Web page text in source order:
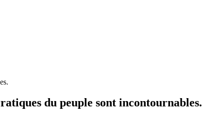
du peuple sont incontournables.